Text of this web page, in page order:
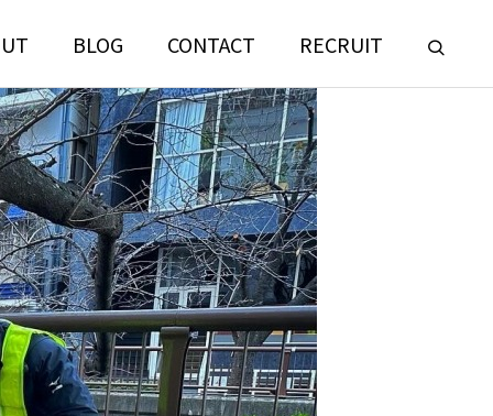
BLOG CONTACT RECRUIT
LANDSCAPE
CONSULTING
ランドスケープコンサルティング部門